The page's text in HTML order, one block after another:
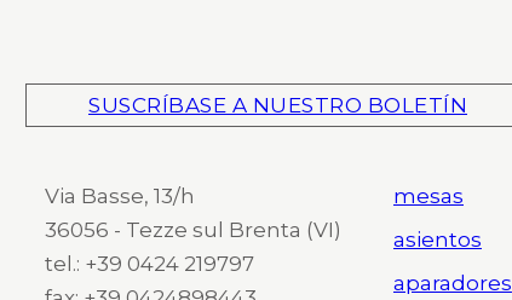
SUSCRÍBASE A NUESTRO BOLETÍN
Via Basse, 13/h
36056 - Tezze sul Brenta (VI)
tel.: +39 0424 219797
mesas
asientos
aparadores